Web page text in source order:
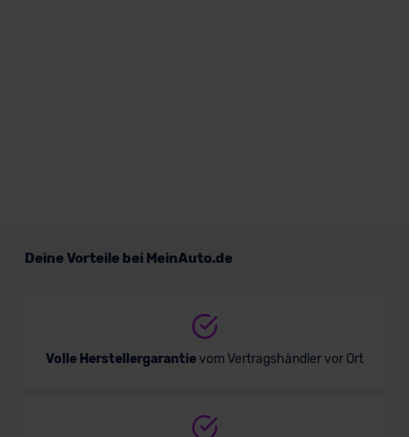
Deine Vorteile bei MeinAuto.de
Volle Herstellergarantievom Vertragshändler vor Ort